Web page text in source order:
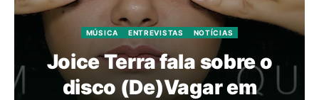
MÚSICA ENTREVISTAS NOTÍCIAS
Joice Terra fala sobre o
disco (De)Vagar em